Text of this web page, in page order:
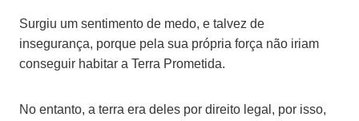
Surgiu um sentimento de medo, e talvez de
insegurança, porque pela sua própria força não iriam
conseguir habitar a Terra Prometida.
No entanto, a terra era deles por direito legal, por isso,